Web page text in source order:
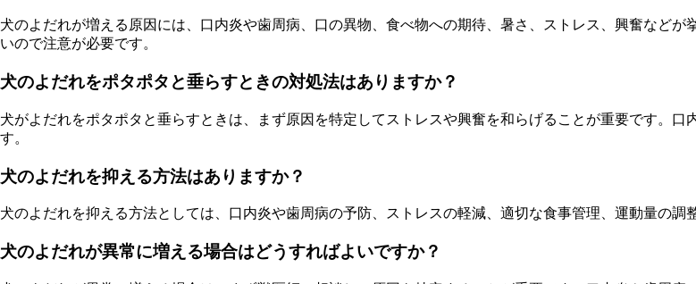
犬のよだれが増える原因には、口内炎や歯周病、口の異物、食べ物への期待、暑さ、ストレス、興奮など
いので注意が必要です。
犬のよだれをポタポタと垂らすときの対処法はありますか？
犬がよだれをポタポタと垂らすときは、まず原因を特定してストレスや興奮を和らげることが重要です。
す。
犬のよだれを抑える方法はありますか？
犬のよだれを抑える方法としては、口内炎や歯周病の予防、ストレスの軽減、適切な食事管理、運動量の
犬のよだれが異常に増える場合はどうすればよいですか？